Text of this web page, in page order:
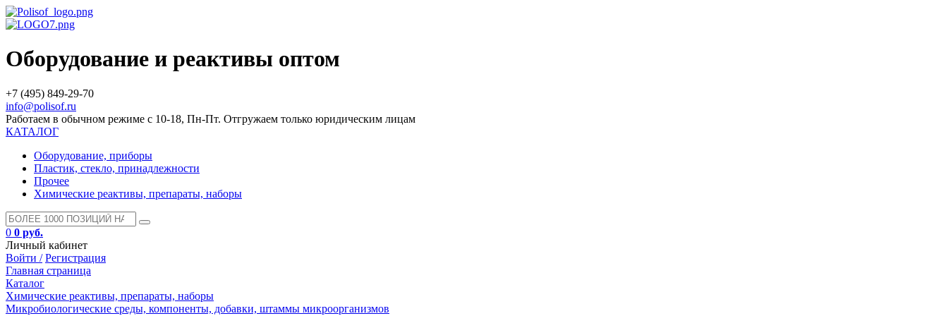
Оборудование и реактивы оптом
+7 (495) 849-29-70
info@polisof.ru
Работаем в обычном режиме с 10-18, Пн-Пт. Отгружаем только юридическим лицам
КАТАЛОГ
Оборудование, приборы
Пластик, стекло, принадлежности
Прочее
Химические реактивы, препараты, наборы
0 0 руб.
Личный кабинет
Войти / Регистрация
Главная страница
Каталог
Химические реактивы, препараты, наборы
Микробиологические среды, компоненты, добавки, штаммы микроорганизмов